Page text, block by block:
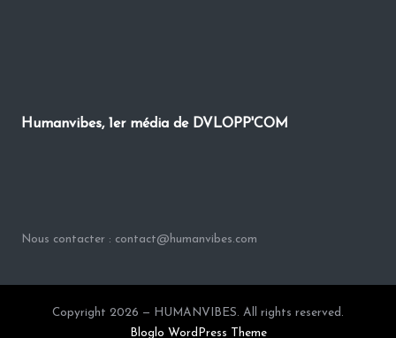
Humanvibes, 1er média de DVLOPP'COM
Nous contacter : contact@humanvibes.com
Copyright 2026 — HUMANVIBES. All rights reserved.
Bloglo WordPress Theme